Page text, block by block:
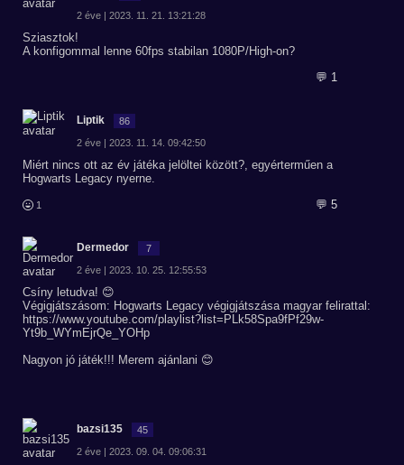
2 éve | 2023. 11. 21. 13:21:28
Sziasztok!
A konfigommal lenne 60fps stabilan 1080P/High-on?
💬 1
Liptik 86
2 éve | 2023. 11. 14. 09:42:50
Miért nincs ott az év játéka jelöltei között?, egyérterműen a
Hogwarts Legacy nyerne.
1 💬 5
Dermedor 7
2 éve | 2023. 10. 25. 12:55:53
Csíny letudva! 😊
Végigjátszásom: Hogwarts Legacy végigjátszása magyar felirattal:
https://www.youtube.com/playlist?list=PLk58Spa9fPf29w-
Yt9b_WYmEjrQe_YOHp
Nagyon jó játék!!! Merem ajánlani 😊
bazsi135 45
2 éve | 2023. 09. 04. 09:06:31